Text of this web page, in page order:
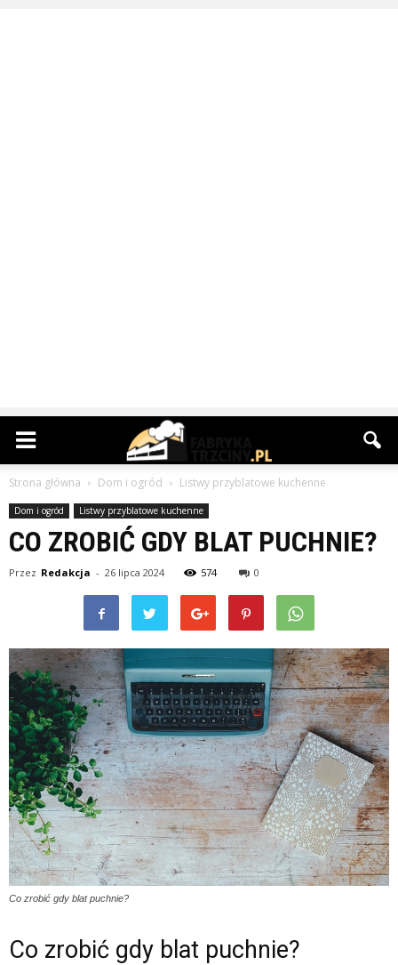
Strona główna Dom i ogród Listwy przyblatowe kuchenne
Dom i ogród Listwy przyblatowe kuchenne
CO ZROBIĆ GDY BLAT PUCHNIE?
Przez Redakcja - 26 lipca 2024 574 0
Co zrobić gdy blat puchnie?
Co zrobić gdy blat puchnie?